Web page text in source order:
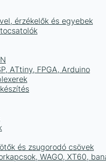
érzékelők és egyebek
ATtiny, FPGA, Arduino
és zsugorodó csövek
WAGO, XT60,